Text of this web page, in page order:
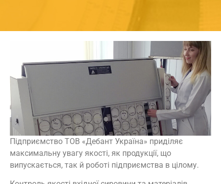
Підприємство ТОВ «Дебант Україна» приділяє
максимальну увагу якості, як продукції, що
випускається, так й роботі підприємства в цілому.